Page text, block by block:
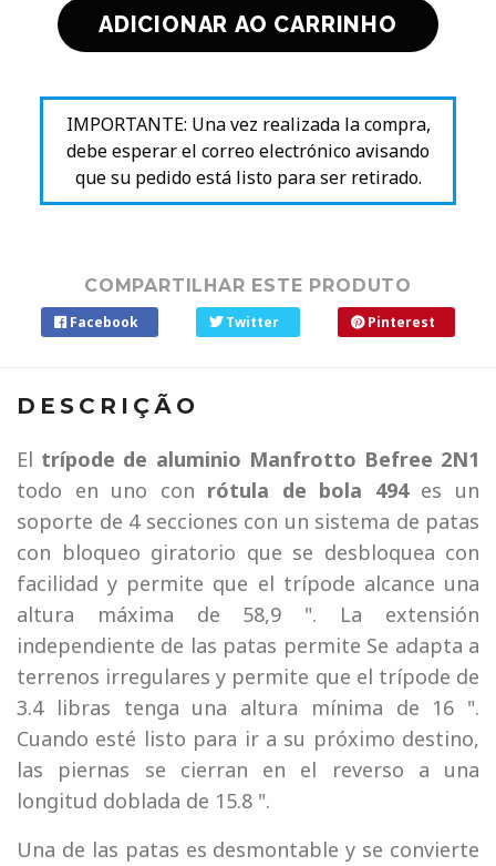
IMPORTANTE: Una vez realizada la compra,
debe esperar el correo electrónico avisando
que su pedido está listo para ser retirado.
COMPARTILHAR ESTE PRODUTO
Facebook Twitter Pinterest
DESCRIÇÃO
El trípode de aluminio Manfrotto Befree 2N1
todo en uno con rótula de bola 494es un
soporte de 4 secciones con un sistema de patas
con bloqueo giratorio que se desbloquea con
facilidad y permite que el trípode alcance una
altura máxima de 58,9 ". La extensión
independiente de las patas permite Se adapta a
terrenos irregulares y permite que el trípode de
3.4 libras tenga una altura mínima de 16 ".
Cuando esté listo para ir a su próximo destino,
las piernas se cierran en el reverso a una
longitud doblada de 15.8 ".
Una de las patas es desmontable y se convierte